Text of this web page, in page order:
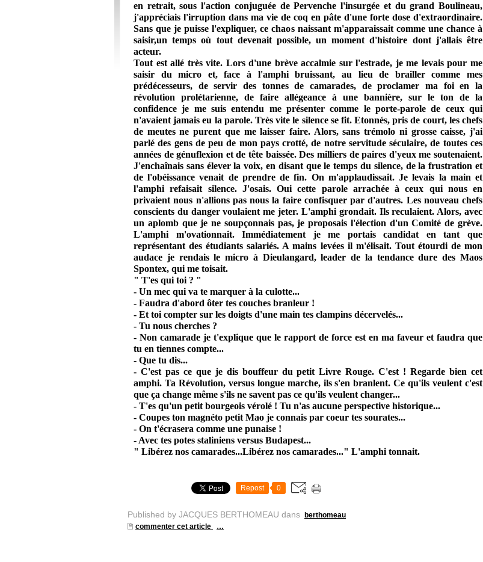
en retrait, sous l'action conjuguée de Pervenche l'insurgée et du grand Boulineau,
j'appréciais l'irruption dans ma vie de coq en pâte d'une forte dose d'extraordinaire.
Sans que je puisse l'expliquer, ce chaos naissant m'apparaissait comme une chance à
saisir,un temps où tout devenait possible, un moment d'histoire dont j'allais être
acteur.
Tout est allé très vite. Lors d'une brève accalmie sur l'estrade, je me levais pour me
saisir du micro et, face à l'amphi bruissant, au lieu de brailler comme mes
prédécesseurs, de servir des tonnes de camarades, de proclamer ma foi en la
révolution prolétarienne, de faire allégeance à une bannière, sur le ton de la
confidence je me suis entendu me présenter comme le porte-parole de ceux qui
n'avaient jamais eu la parole. Très vite le silence se fit. Etonnés, pris de court, les chefs
de meutes ne purent que me laisser faire. Alors, sans trémolo ni grosse caisse, j'ai
parlé des gens de peu de mon pays crotté, de notre servitude séculaire, de toutes ces
années de génuflexion et de tête baissée. Des milliers de paires d'yeux me soutenaient.
J'enchaînais sans élever la voix, en disant que le temps du silence, de la frustration et
de l'obéissance venait de prendre de fin. On m'applaudissait. Je levais la main et
l'amphi refaisait silence. J'osais. Oui cette parole arrachée à ceux qui nous en
privaient nous n'allions pas nous la faire confisquer par d'autres. Les nouveau chefs
conscients du danger voulaient me jeter. L'amphi grondait. Ils reculaient. Alors, avec
un aplomb que je ne soupçonnais pas, je proposais l'élection d'un Comité de grève.
L'amphi m'ovationnait. Immédiatement je me portais candidat en tant que
représentant des étudiants salariés. A mains levées il m'élisait. Tout étourdi de mon
audace je rendais le micro à Dieulangard, leader de la tendance dure des Maos
Spontex, qui me toisait.
" T'es qui toi ? "
- Un mec qui va te marquer à la culotte...
- Faudra d'abord ôter tes couches branleur !
- Et toi compter sur les doigts d'une main tes clampins décervelés...
- Tu nous cherches ?
- Non camarade je t'explique que le rapport de force est en ma faveur et faudra que
tu en tiennes compte...
- Que tu dis...
- C'est pas ce que je dis bouffeur du petit Livre Rouge. C'est ! Regarde bien cet
amphi. Ta Révolution, versus longue marche, ils s'en branlent. Ce qu'ils veulent c'est
que ça change même s'ils ne savent pas ce qu'ils veulent changer...
- T'es qu'un petit bourgeois vérolé ! Tu n'as aucune perspective historique...
- Coupes ton magnéto petit Mao je connais par coeur tes sourates...
- On t'écrasera comme une punaise !
- Avec tes potes staliniens versus Budapest...
" Libérez nos camarades...Libérez nos camarades..." L'amphi tonnait.
Repost 0
Published by JACQUES BERTHOMEAU dans
berthomeau
commenter cet article
…